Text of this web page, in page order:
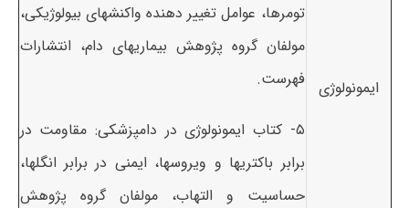
ایمونولوژی
تومرها، عوامل تغییر دهنده واکنشهای بیولوژیکی،
مولفان گروه پژوهش بیماریهای دام، انتشارات
فهرست.
۵- کتاب ایمونولوژی در دامپزشکی: مقاومت در
برابر باکتریها و ویروسها، ایمنی در برابر انگلها،
حساسیت و التهاب، مولفان گروه پژوهش